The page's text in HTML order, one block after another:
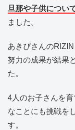
旦那や子供につい
ました。
あきぴさんの
努力の成果が結果
た。
4人のお子さんを
なことにも挑戦を
す。